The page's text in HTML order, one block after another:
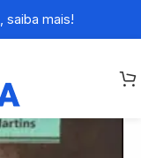
saiba mais!